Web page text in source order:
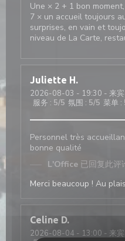
Une × 2 + 1 bon
7 × un accueil toujours
surprises, en vain et
niveau de La Carte,
Juliette H
2026-08-03 - 19:30 - 来
服务 : 5/5 氛围 : 5/5 菜单 :
Personnel très
bonne qualité
L'Office 已回复此评
Merci beaucoup ! Au
Celine D
2026-08-04 - 13:00 - 来